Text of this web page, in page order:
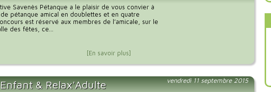
Savenès Pétanque a le plaisir de vous convier à
pétanque amical en doublettes et en quatre
est réservé aux membres de l’amicale, sur le
des fêtes, ce...
[En savoir plus]
vendredi 11 septembre 2015
& Relax'Adulte